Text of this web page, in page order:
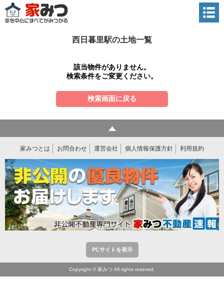
西日暮里駅の土地一覧
該当物件がありません。
検索条件をご変更ください。
検索画面に戻る
家みつとは お問合わせ 運営会社 個人情報保護方針 利用規約
PCサイトを表示
Copyright © 家みつ All rights reseved.